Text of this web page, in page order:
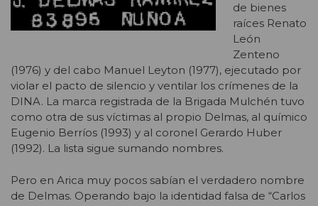
de bienes
raíces Renato
León
Zenteno
(1976) y del cabo Manuel Leyton (1977), ejecutado por
violar el pacto de silencio y ventilar los crímenes de la
DINA. La marca registrada de la Brigada Mulchén tuvo
como otra de sus víctimas al propio Delmas, al químico
Eugenio Berríos (1993) y al coronel Gerardo Huber
(1992). La lista sigue sumando nombres.
Pero en Arica muy pocos sabían el verdadero nombre
de Delmas. Operando bajo la identidad falsa de “Carlos